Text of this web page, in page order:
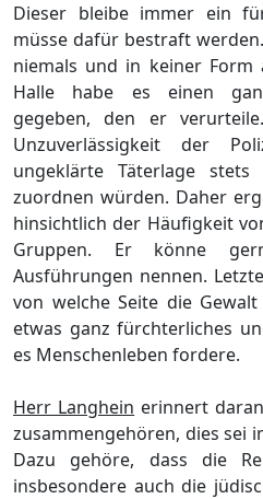
Dieser bleibe immer ein fü
müsse dafür bestraft
niemals und in keiner
Halle habe es einen
gegeben, den er
Unzuverlässigkeit der
ungeklärte Täterlage stets
zuordnen würden. Daher
hinsichtlich der Häufigkeit
Gruppen. Er könne
Ausführungen nennen.
von welche Seite die
etwas ganz fürchterliches
es Menschenleben fordere.
Herr Langhein erinnert daran
zusammengehören, dies sei
Dazu gehöre, dass die
insbesondere auch die jü